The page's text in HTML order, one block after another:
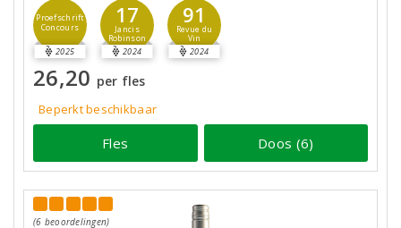
Proefschrift
Concours
2025
17
Jancis
Robinson
2024
91
Revue du
Vin
2024
26,20 per fles
Beperkt beschikbaar
Fles Doos (6)
(6 beoordelingen)